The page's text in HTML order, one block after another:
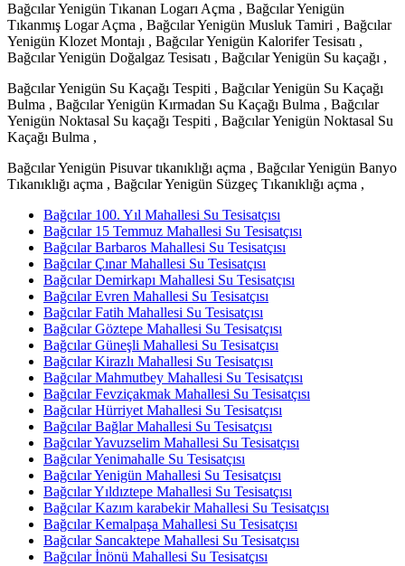
Bağcılar Yenigün Tıkanan Logarı Açma , Bağcılar Yenigün
Tıkanmış Logar Açma , Bağcılar Yenigün Musluk Tamiri , Bağcılar
Yenigün Klozet Montajı , Bağcılar Yenigün Kalorifer Tesisatı ,
Bağcılar Yenigün Doğalgaz Tesisatı , Bağcılar Yenigün Su kaçağı ,
Bağcılar Yenigün Su Kaçağı Tespiti , Bağcılar Yenigün Su Kaçağı
Bulma , Bağcılar Yenigün Kırmadan Su Kaçağı Bulma , Bağcılar
Yenigün Noktasal Su kaçağı Tespiti , Bağcılar Yenigün Noktasal Su
Kaçağı Bulma ,
Bağcılar Yenigün Pisuvar tıkanıklığı açma , Bağcılar Yenigün Banyo
Tıkanıklığı açma , Bağcılar Yenigün Süzgeç Tıkanıklığı açma ,
Bağcılar 100. Yıl Mahallesi Su Tesisatçısı
Bağcılar 15 Temmuz Mahallesi Su Tesisatçısı
Bağcılar Barbaros Mahallesi Su Tesisatçısı
Bağcılar Çınar Mahallesi Su Tesisatçısı
Bağcılar Demirkapı Mahallesi Su Tesisatçısı
Bağcılar Evren Mahallesi Su Tesisatçısı
Bağcılar Fatih Mahallesi Su Tesisatçısı
Bağcılar Göztepe Mahallesi Su Tesisatçısı
Bağcılar Güneşli Mahallesi Su Tesisatçısı
Bağcılar Kirazlı Mahallesi Su Tesisatçısı
Bağcılar Mahmutbey Mahallesi Su Tesisatçısı
Bağcılar Fevziçakmak Mahallesi Su Tesisatçısı
Bağcılar Hürriyet Mahallesi Su Tesisatçısı
Bağcılar Bağlar Mahallesi Su Tesisatçısı
Bağcılar Yavuzselim Mahallesi Su Tesisatçısı
Bağcılar Yenimahalle Su Tesisatçısı
Bağcılar Yenigün Mahallesi Su Tesisatçısı
Bağcılar Yıldıztepe Mahallesi Su Tesisatçısı
Bağcılar Kazım karabekir Mahallesi Su Tesisatçısı
Bağcılar Kemalpaşa Mahallesi Su Tesisatçısı
Bağcılar Sancaktepe Mahallesi Su Tesisatçısı
Bağcılar İnönü Mahallesi Su Tesisatçısı